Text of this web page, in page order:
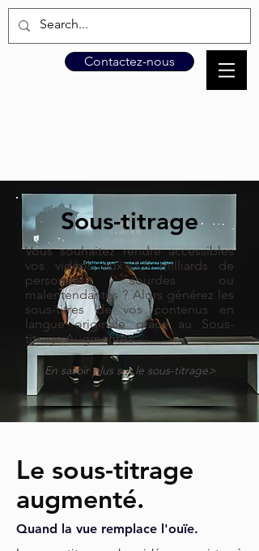
Contactez-nous
Sous-titrage
Vous souhaitez rendre accessibles
vos vidéos aux 1,5 milliards de
personnes sourdes ou
malentendantes ? Alors générez les
sous-titres de vos contenus en
langue originale grâce au Sous-
titrage Augmenté®.
En savoir plus sur le sous-titrage>
Le sous-titrage
augmenté.
Quand la vue remplace l'ouïe.